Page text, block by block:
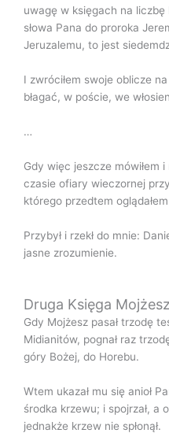
uwagę w księgach na liczbę
słowa Pana do proroka
Jeruzalemu, to jest
I zwróciłem swoje oblicze
błagać, w poście, we
…
Gdy więc jeszcze mówiłem
czasie ofiary wieczornej
którego przedtem
Przybył i rzekł do mnie:
jasne zrozumienie.
Druga Księga
Gdy Mojżesz pasał trzodę
Midianitów, pognał raz
góry Bożej, do Horebu.
Wtem ukazał mu się anioł
środka krzewu; i spojrzał, a
jednakże krzew nie spłonął.